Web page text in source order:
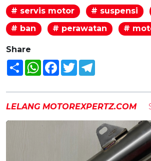
# servis motor
# suspensi
# ban
# perawatan #
Share
Share WhatsAppFacebook
Twitter
LELANG MOTOREXPERTZ.COM